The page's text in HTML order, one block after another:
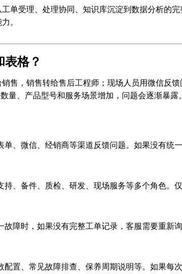
单受理、处理协同、知识库沉淀到数据分析的完
。
表格？
售，销售转给售后工程师；现场人员用微信反馈
量、产品型号和服务场景增加，问题会逐渐暴露
单、微信、经销商等渠道反馈问题。如果没有统
持、备件、质检、研发、现场服务等多个角色。
障时，如果没有完整工单记录，客服需要重新
置、常见故障排查、保养周期说明等。如果每